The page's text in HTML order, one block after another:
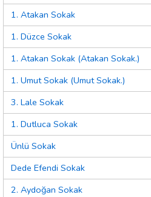
1. Atakan Sokak
1. Düzce Sokak
1. Atakan Sokak (Atakan Sokak.)
1. Umut Sokak (Umut Sokak.)
3. Lale Sokak
1. Dutluca Sokak
Ünlü Sokak
Dede Efendi Sokak
2. Aydoğan Sokak